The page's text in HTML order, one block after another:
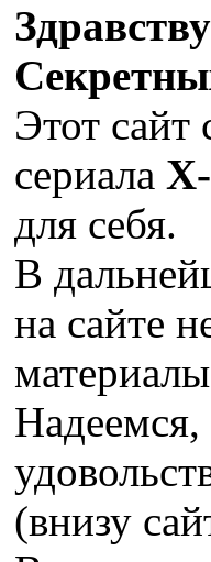
Этот сайт
сериала
для себя.
В
на сайте
(внизу